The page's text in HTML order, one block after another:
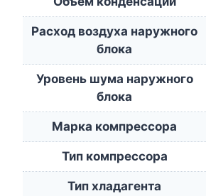
Расход воздуха наружного
блока
Уровень шума наружного
блока
Марка компрессора
Тип компрессора
Тип хладагента